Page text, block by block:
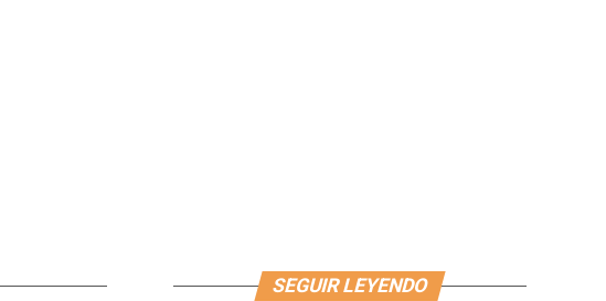
SEGUIR LEYENDO